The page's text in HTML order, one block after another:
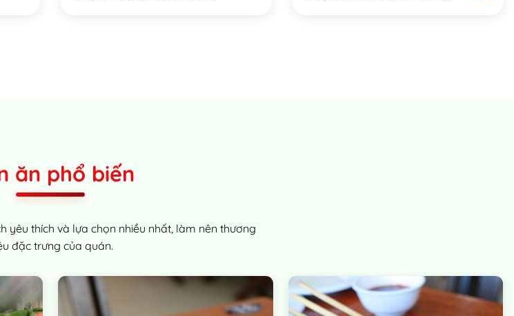
ăn phổ biến
yêu thích và lựa chọn nhiều nhất, làm nên thương
đặc trưng của quán.